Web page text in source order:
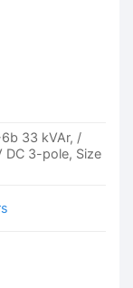
33 kVAr, /
DC 3-pole, Size